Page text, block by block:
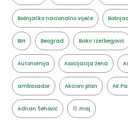
Bošnjačko nacionalno vijeće
BIH Beograd Bakir Izetbegović
Autonomija Asocijacija žena
ambasador Akcioni plan AK
Adnan Šehović 11. maj